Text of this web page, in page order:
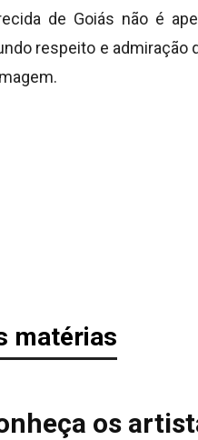
de Goiás não é
respeito e admiração
matérias
os